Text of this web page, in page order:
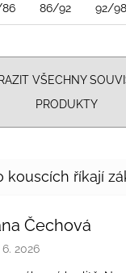
86/92 92/98
VŠECHNY
PRODUKTY
Čechová
obchodu je 5 z
6. 2026